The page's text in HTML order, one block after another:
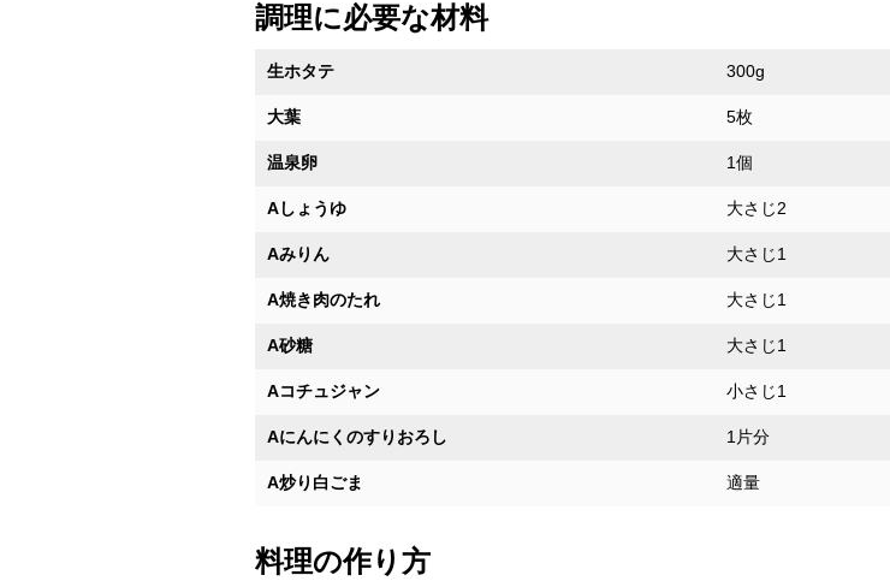
調理に必要な材料
生ホタテ 300g
大葉 5枚
温泉卵 1個
Aしょうゆ 大さじ2
Aみりん 大さじ1
A焼き肉のたれ 大さじ1
A砂糖 大さじ1
Aコチュジャン 小さじ1
Aにんにくのすりおろし 1片分
A炒り白ごま 適量
料理の作り方